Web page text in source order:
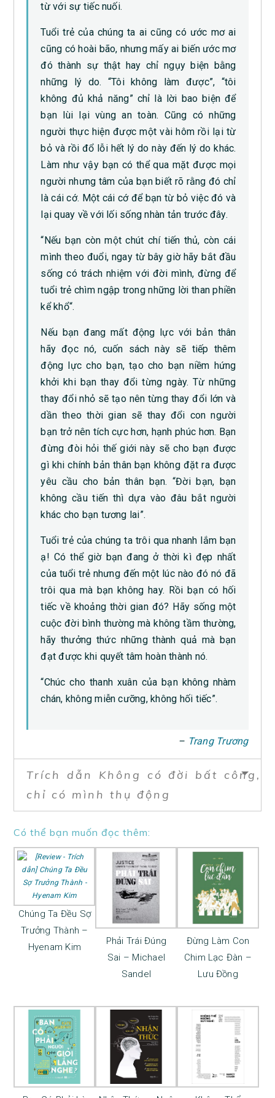
từ với sự tiếc nuối.
Tuổi trẻ của chúng ta ai cũng có ước mơ ai
cũng có hoài bão, nhưng mấy ai biến ước mơ
đó thành sự thật hay chỉ ngụy biện bằng
những lý do. “Tôi không làm được”, “tôi
không đủ khả năng” chỉ là lời bao biện để
bạn lùi lại vùng an toàn. Cũng có những
người thực hiện được một vài hôm rồi lại từ
bỏ và rồi đổ lỗi hết lý do này đến lý do khác.
Làm như vậy bạn có thể qua mặt được mọi
người nhưng tâm của bạn biết rõ rằng đó chỉ
là cái cớ. Một cái cớ để bạn từ bỏ việc đó và
lại quay về với lối sống nhàn tản trước đây.
“Nếu bạn còn một chút chí tiến thủ, còn cái
mình theo đuổi, ngay từ bây giờ hãy bắt đầu
sống có trách nhiệm với đời mình, đừng để
tuổi trẻ chìm ngập trong những lời than phiền
kể khổ“.
Nếu bạn đang mất động lực với bản thân
hãy đọc nó, cuốn sách này sẽ tiếp thêm
động lực cho bạn, tạo cho bạn niềm hứng
khởi khi bạn thay đổi từng ngày. Từ những
thay đổi nhỏ sẽ tạo nên từng thay đổi lớn và
dần theo thời gian sẽ thay đổi con người
bạn trở nên tích cực hơn, hạnh phúc hơn. Bạn
đừng đòi hỏi thế giới này sẽ cho bạn được
gì khi chính bản thân bạn không đặt ra được
yêu cầu cho bản thân bạn. “Đời bạn, bạn
không cầu tiến thì dựa vào đâu bắt người
khác cho bạn tương lai”.
Tuổi trẻ của chúng ta trôi qua nhanh lắm bạn
ạ! Có thể giờ bạn đang ở thời kì đẹp nhất
của tuổi trẻ nhưng đến một lúc nào đó nó đã
trôi qua mà bạn không hay. Rồi bạn có hối
tiếc về khoảng thời gian đó? Hãy sống một
cuộc đời bình thường mà không tầm thường,
hãy thưởng thức những thành quả mà bạn
đạt được khi quyết tâm hoàn thành nó.
“Chúc cho thanh xuân của bạn không nhàm
chán, không miễn cưỡng, không hối tiếc”.
– Trang Trương
Trích dẫn Không có đời bất công,
chỉ có mình thụ động
Có thể bạn muốn đọc thêm:
Chúng Ta Đều Sợ
Trưởng Thành –
Hyenam Kim
Phải Trái Đúng
Sai – Michael
Sandel
Đừng Làm Con
Chim Lạc Đàn –
Lưu Đồng